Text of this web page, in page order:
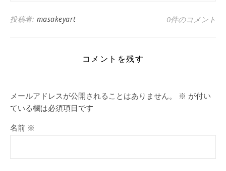
投稿者: masakeyart 0件のコメント
コメントを残す
メールアドレスが公開されることはありません。 ※ が付い
ている欄は必須項目です
名前 ※